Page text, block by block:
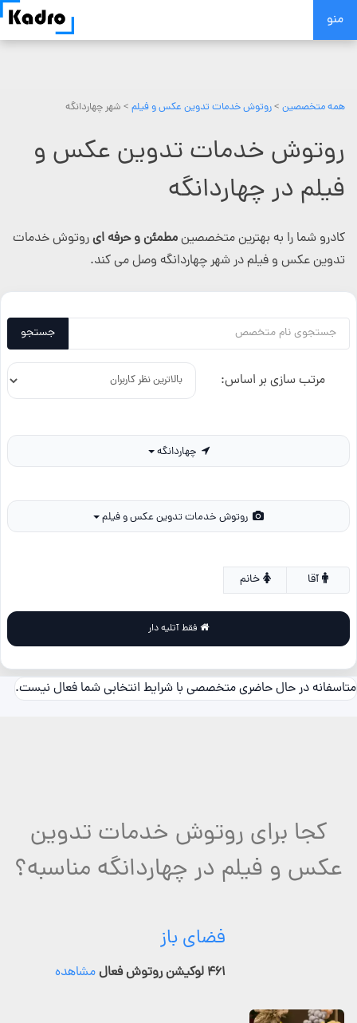
Skip
منو
همه متخصصین >روتوش خدمات تدوین عکس و فیلم > شهر چهاردانگه
روتوش خدمات تدوین عکس و
فیلم در چهاردانگه
کادرو شما را به بهترین متخصصینمطمئن و حرفه ایروتوش خدمات
تدوین عکس و فیلم در شهر چهاردانگه وصل می کند.
جستجو
مرتب سازی بر اساس:
خانم
متاسفانه در حال حاضری متخصصی با شرایط انتخابی شما فعال نیست.
کجا برای روتوش خدمات تدوین
عکس و فیلم در چهاردانگه مناسبه؟
فضای باز
۴۶۱ لوکیشن روتوش فعال مشاهده